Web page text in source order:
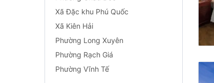
Xã Đặc khu Phú Quốc
Xã Kiên Hải
Phường Long Xuyên
Phường Rạch Giá
Phường Vĩnh Tế